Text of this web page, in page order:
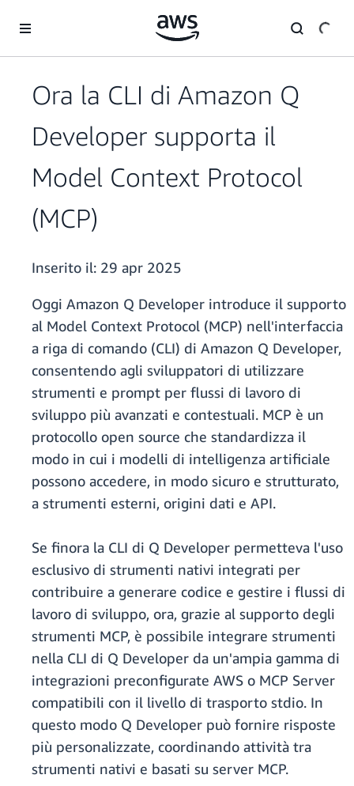
Ora la CLI di Amazon Q
Developer supporta il
Model Context Protocol
(MCP)
Inserito il: 29 apr 2025
Oggi Amazon Q Developer introduce il supporto
al Model Context Protocol (MCP) nell'interfaccia
a riga di comando (CLI) di Amazon Q Developer,
consentendo agli sviluppatori di utilizzare
strumenti e prompt per flussi di lavoro di
sviluppo più avanzati e contestuali. MCP è un
protocollo open source che standardizza il
modo in cui i modelli di intelligenza artificiale
possono accedere, in modo sicuro e strutturato,
a strumenti esterni, origini dati e API.
Se finora la CLI di Q Developer permetteva l'uso
esclusivo di strumenti nativi integrati per
contribuire a generare codice e gestire i flussi di
lavoro di sviluppo, ora, grazie al supporto degli
strumenti MCP, è possibile integrare strumenti
nella CLI di Q Developer da un'ampia gamma di
integrazioni preconfigurate AWS o MCP Server
compatibili con il livello di trasporto stdio. In
questo modo Q Developer può fornire risposte
più personalizzate, coordinando attività tra
strumenti nativi e basati su server MCP.